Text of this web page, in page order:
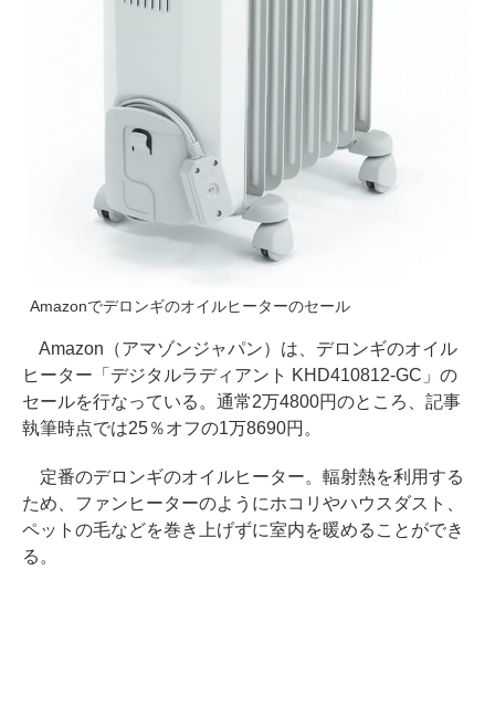
Amazonでデロンギのオイルヒーターのセール
Amazon（アマゾンジャパン）は、デロンギのオイル
ヒーター「デジタルラディアント KHD410812-GC」の
セールを行なっている。通常2万4800円のところ、記事
執筆時点では25％オフの1万8690円。
定番のデロンギのオイルヒーター。輻射熱を利用する
ため、ファンヒーターのようにホコリやハウスダスト、
ペットの毛などを巻き上げずに室内を暖めることができ
る。